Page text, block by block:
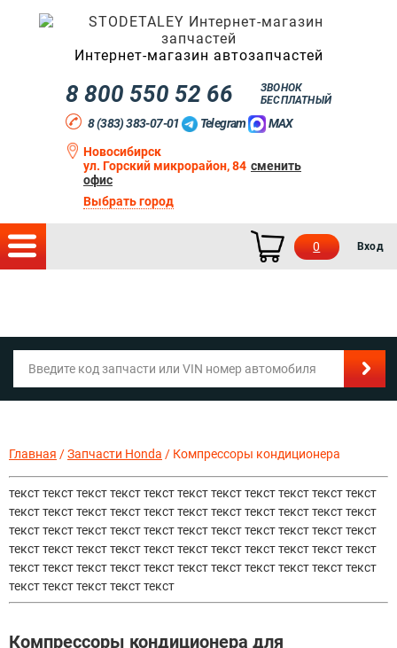
Интернет-магазин автозапчастей
8 800 550 52 66
ЗВОНОК
БЕСПЛАТНЫЙ
8 (383) 383-07-01 Telegram MAX
Новосибирск
ул. Горский микрорайон, 84 сменить
офис
Выбрать город
Вход
0
Главная /Запчасти Honda / Компрессоры кондиционера
текст текст текст текст текст текст текст текст текст текст текст
текст текст текст текст текст текст текст текст текст текст текст
текст текст текст текст текст текст текст текст текст текст текст
текст текст текст текст текст текст текст текст текст текст текст
текст текст текст текст текст текст текст текст текст текст текст
текст текст текст текст текст
Компрессоры кондиционера для